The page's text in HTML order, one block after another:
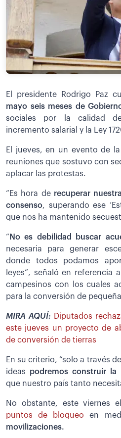
El presidente Rodrigo Paz
mayo seis meses de
sociales por la calidad
incremento salarial y la Ley
El jueves, en un evento de
reuniones que sostuvo con
aplacar las protestas.
“Es hora de recuperar
consenso, superando ese
que nos ha mantenido
“ No es debilidad buscar
necesaria para generar
donde todos podamos
leyes”, señaló en referencia
campesinos con los cuales
para la conversión de
MIRA AQUÍ: Diputados
este jueves un proyecto de
de conversión de tierras
En su criterio, “solo a través
ideas podremos construir la
que nuestro país tanto
No obstante, este viernes
puntos de bloqueoen
movilizaciones.